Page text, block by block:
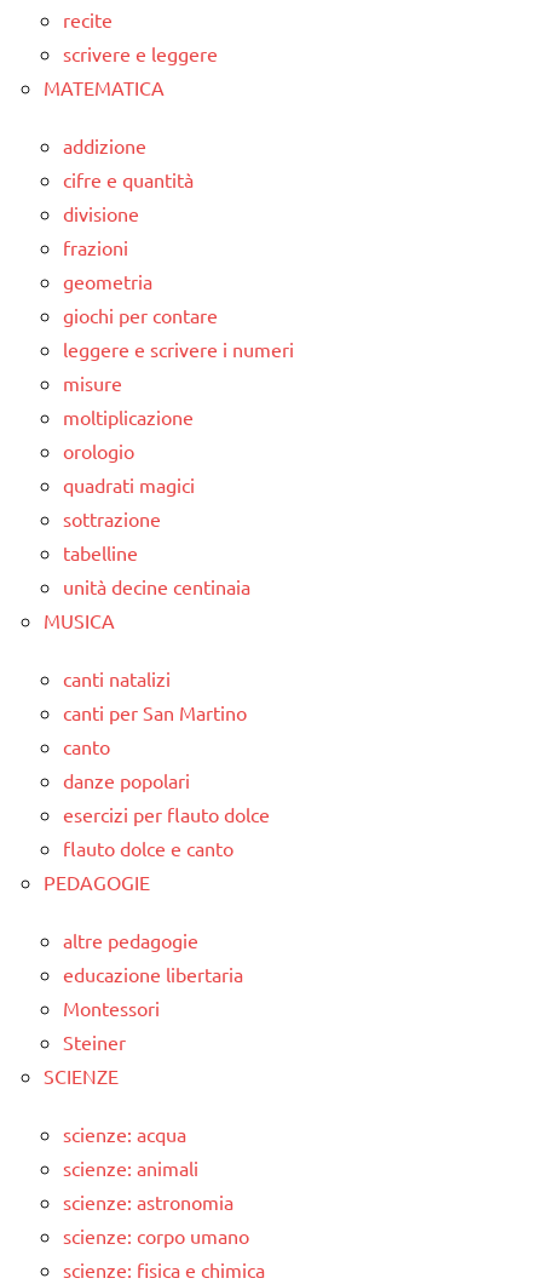
recite
scrivere e leggere
MATEMATICA
addizione
cifre e quantità
divisione
frazioni
geometria
giochi per contare
leggere e scrivere i numeri
misure
moltiplicazione
orologio
quadrati magici
sottrazione
tabelline
unità decine centinaia
MUSICA
canti natalizi
canti per San Martino
canto
danze popolari
esercizi per flauto dolce
flauto dolce e canto
PEDAGOGIE
altre pedagogie
educazione libertaria
Montessori
Steiner
SCIENZE
scienze: acqua
scienze: animali
scienze: astronomia
scienze: corpo umano
scienze: fisica e chimica